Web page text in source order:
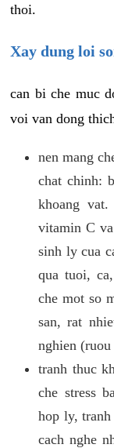
thoi.
Xay dung loi
can bi che muc
voi van dong
nen mang
chat chinh:
khoang
vitamin C
sinh ly cua
qua tuoi,
che mot so
san, rat
nghien
tranh thuc
che stress
hop ly,
cach nghe